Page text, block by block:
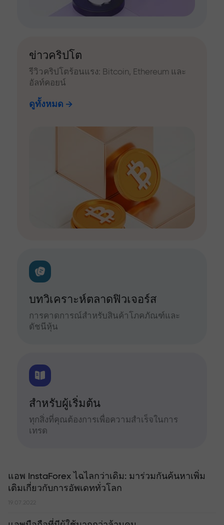
ข่าวคริปโต
รีวิวคริปโตร้อนแรง: Bitcoin, Ethereum และ
อัลท์คอยน์
ดูทั้งหมด
บทวิเคราะห์ตลาดฟิวเจอร์ส
การคาดการณ์สำหรับสินค้าโภคภัณฑ์และ
ดัชนีหุ้น
สำหรับผู้เริ่มต้น
ทุกสิ่งที่คุณต้องการเพื่อความสำเร็จในการ
เทรด
แอพ InstaForex ไฉไลกว่าเดิม: มาร่วมกันค้นหาเพิ่ม
เติมเกี่ยวกับการอัพเดททั่วโลก
19.07.2022